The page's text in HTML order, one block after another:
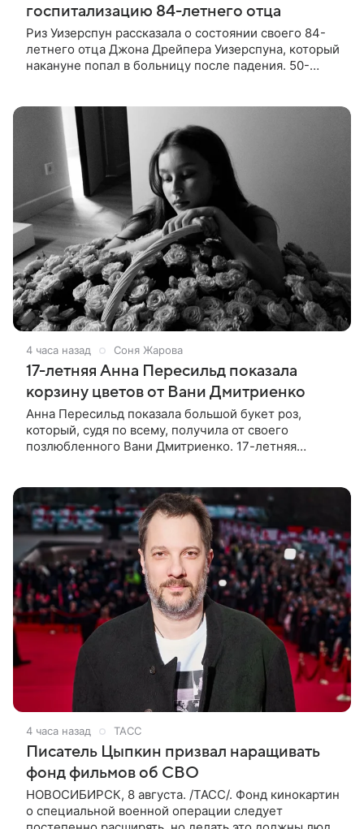
госпитализацию 84-летнего отца
Риз Уизерспун рассказала о состоянии своего 84-
летнего отца Джона Дрейпера Уизерспуна, который
накануне попал в больницу после падения. 50-
4 часа назад Соня Жарова
17-летняя Анна Пересильд показала
корзину цветов от Вани Дмитриенко
Анна Пересильд показала большой букет роз,
который, судя по всему, получилa от своего
позлюбленного Вани Дмитриенко. 17-летняя
4 часа назад ТАСС
Писатель Цыпкин призвал наращивать
фонд фильмов об СВО
НОВОСИБИРСК, 8 августа. /ТАСС/. Фонд кинокартин
о специальной военной операции следует